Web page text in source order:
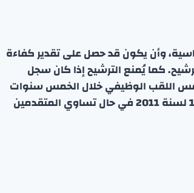
وأن يكون قد حصل على تقدير كفاءة
سنة الترشيح. كما يُمنع الترشيح إذا كان سجل
نفس اللقب الوظيفي خلال الخمس سنوات
الأخيرة. تُطبق قواعد المفاضلة وفقاً لقرار مجلس الخدمة المدنية رقم 18 لسنة 2011 في حال تساوي المتقدمين